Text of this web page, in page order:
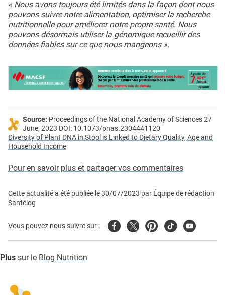
« Nous avons toujours été limités dans la façon dont nous
pouvons suivre notre alimentation, optimiser la recherche
nutritionnelle pour améliorer notre propre santé. Nous
pouvons désormais utiliser la génomique recueillir des
données fiables sur ce que nous mangeons ».
Source: Proceedings of the National Academy of Sciences 27
June, 2023 DOI: 10.1073/pnas.2304441120
Diversity of Plant DNA in Stool is Linked to Dietary Quality, Age and
Household Income
Pour en savoir plus et partager vos commentaires
Cette actualité a été publiée le30/07/2023 par Équipe de rédaction
Santélog
Vous pouvez nous suivre sur : FacebookTwitterPinterest
TiktokYoutube
Plus sur le Blog Nutrition